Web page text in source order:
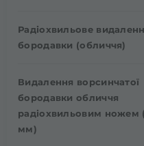
Радіохвильове
бородавки (обличчя)
Видалення ворсинчатої
бородавки обличчя
радіохвильовим ножем
мм)